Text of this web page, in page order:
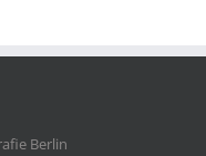
Berlin